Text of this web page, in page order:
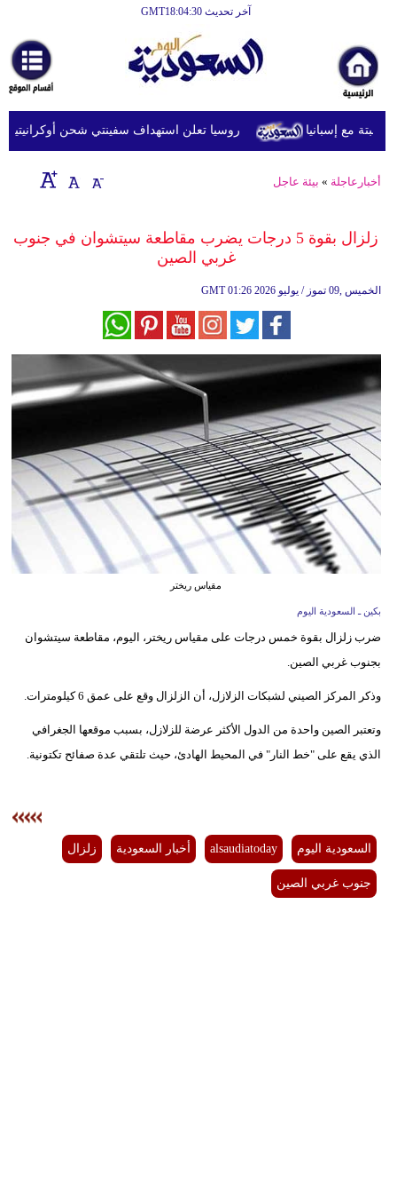
آخر تحديث GMT18:04:30
أخبارعاجلة
رياضة
ثقافة
إقتصاد
وموسيقى
سياحة
وسفر
أخبار
إعلام
تعليم
علوم
بيئة
فيديو
سيارات
روسيا تعلن استهداف سفينتي شحن أوكرانيتين في
أخبارعاجلة » بيئة عاجل
زلزال بقوة 5 درجات يضرب مقاطعة سيتشوان في جنوب
غربي الصين
GMT 01:26 2026 الخميس ,09 تموز / يوليو
مقياس ريختر
بكين ـ السعودية اليوم
ضرب زلزال بقوة خمس درجات على مقياس ريختر، اليوم، مقاطعة سيتشوان
بجنوب غربي الصين.
وذكر المركز الصيني لشبكات الزلازل، أن الزلزال وقع على عمق 6 كيلومترات.
وتعتبر الصين واحدة من الدول الأكثر عرضة للزلازل، بسبب موقعها الجغرافي
الذي يقع على "خط النار" في المحيط الهادئ، حيث تلتقي عدة صفائح تكتونية.
السعودية اليوم alsaudiatoday أخبار السعودية زلزال
جنوب غربي الصين